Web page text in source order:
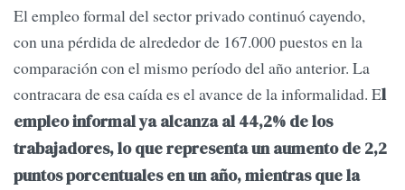
El empleo formal del sector privado continuó cayendo,
con una pérdida de alrededor de 167.000 puestos en la
comparación con el mismo período del año anterior. La
contracara de esa caída es el avance de la informalidad. El
empleo informal ya alcanza al 44,2% de los
trabajadores, lo que representa un aumento de 2,2
puntos porcentuales en un año, mientras que la